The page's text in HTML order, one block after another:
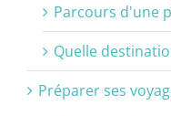
Parcours d'une
Quelle
Préparer ses